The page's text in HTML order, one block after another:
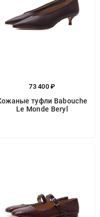
73 400 ₽
туфли Babouche
Le Monde Beryl